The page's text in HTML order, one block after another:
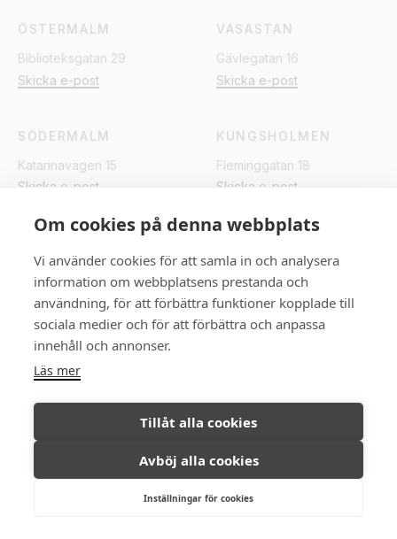
Om cookies på denna webbplats
Vi använder cookies för att samla in och analysera
information om webbplatsens prestanda och
användning, för att förbättra funktioner kopplade till
sociala medier och för att förbättra och anpassa
innehåll och annonser.
Läs mer
Tillåt alla cookies
Avböj alla cookies
Inställningar för cookies
ÖSTERMALM
Biblioteksgatan 29
Skicka e-post
VASASTAN
Gävlegatan 16
Skicka e-post
SÖDERMALM
Katarinavägen 15
Skicka e-post
KUNGSHOLMEN
Fleminggatan 18
Skicka e-post
FÖLJ OSS
Ambassadör Fastighetsmäkleri © All
rights reserved, 2026.